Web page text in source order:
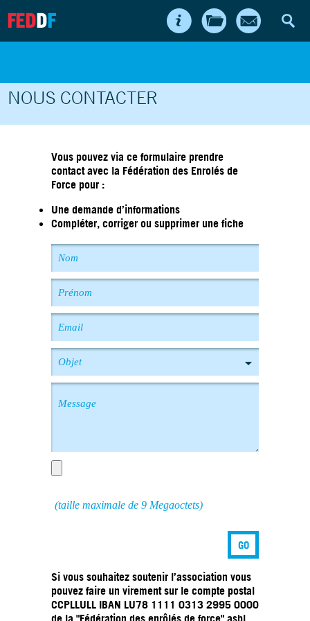
FEDDF
NOUS CONTACTER
Vous pouvez via ce formulaire prendre
contact avec la Fédération des Enrolés de
Force pour :
Une demande d’informations
Compléter, corriger ou supprimer une fiche
Objet
(taille maximale de 9 Megaoctets)
Si vous souhaitez soutenir l’association vous
pouvez faire un virement sur le compte postal
CCPLLULL IBAN LU78 1111 0313 2995 0000
de la "Fédération des enrôlés de force" asbl,